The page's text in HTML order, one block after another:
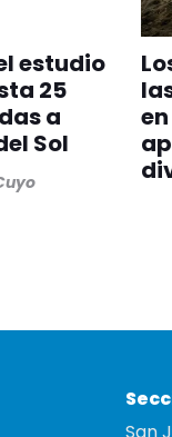
estudio
25
a
Sol